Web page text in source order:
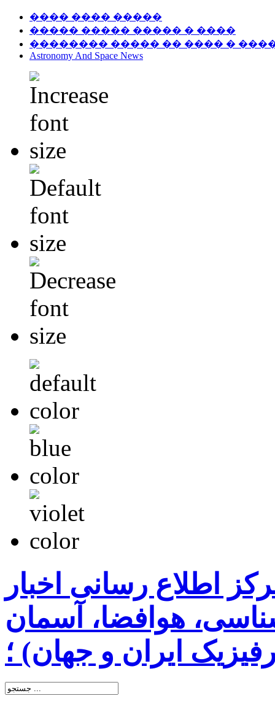
���� ���� �����
����� ����� ����� � ����
�������� ����� �� ���� �
Astronomy And Space News
اطلاع رسانی اخبار
هوافضا، آسمان
ایران و جهان) ؛